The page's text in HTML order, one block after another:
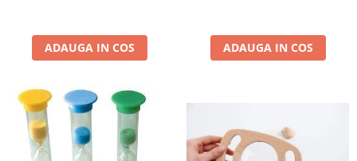
ADAUGA IN COS ADAUGA IN COS